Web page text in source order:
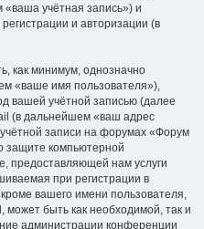
учётная запись») и
и авторизации (в
как минимум, однозначно
«ваше имя пользователя»),
вашей учётной записью (далее
(в дальнейшем «ваш адрес
записи на форумах «Форум
защите компьютерной
предоставляющей нам услуги
при регистрации в
вашего имени пользователя,
быть как необходимой, так и
администрации конференции